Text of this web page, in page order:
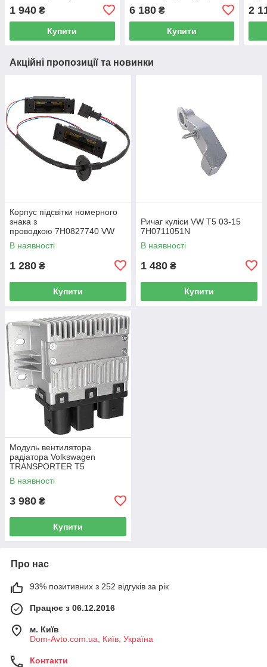
1 940 ₴
Купити
6 180₴
Купити
2
Акційні пропозиції та новинки
Корпус підсвітки номерного
знака з
проводкою 7H0827740 VW
Caddy III (2K) 2004-2015
/ Caddy IV (SA) 2016-
В наявності
1 280 ₴
Купити
Ричаг куліси VW T5 03-15
7H0711051N
В наявності
1 480 ₴
Купити
Модуль вентилятора
радіатора Volkswagen
TRANSPORTER T5
Фургон 03-15 7H0919506D
В наявності
3 980 ₴
Купити
Про нас
93% позитивних з 252 відгуків за рік
Працює з 06.12.2016
м. Київ
Dom-Avto.com.ua, Київ, Україна
Контакти